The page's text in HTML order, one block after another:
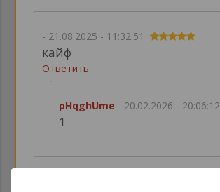
- 21.08.2025 - 11:32:51
кайф
Ответить
pHqghUme - 20.02.2026 - 20:06:12
1